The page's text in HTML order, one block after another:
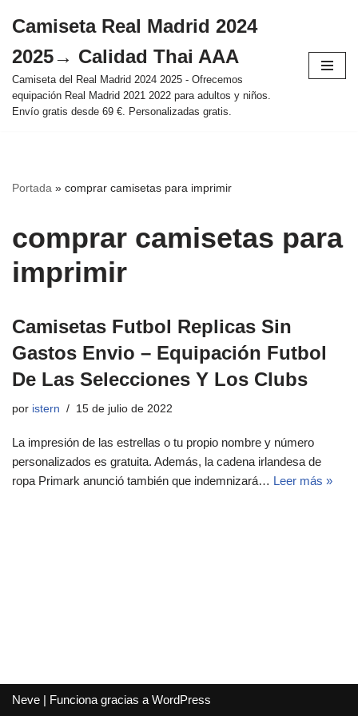
al
contenido
Camiseta Real Madrid 2024
2025→ Calidad Thai AAA
Camiseta del Real Madrid 2024 2025 - Ofrecemos
equipación Real Madrid 2021 2022 para adultos y niños.
Envío gratis desde 69 €. Personalizadas gratis.
Portada » comprar camisetas para imprimir
comprar camisetas para
imprimir
Camisetas Futbol Replicas Sin
Gastos Envio – Equipación Futbol
De Las Selecciones Y Los Clubs
por istern 15 de julio de 2022
La impresión de las estrellas o tu propio nombre y número
personalizados es gratuita. Además, la cadena irlandesa de
ropa Primark anunció también que indemnizará… Leer más »
Neve | Funciona gracias a WordPress